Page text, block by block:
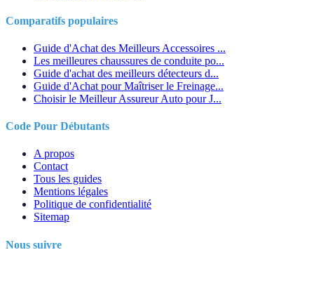
Comparatifs populaires
Guide d'Achat des Meilleurs Accessoires ...
Les meilleures chaussures de conduite po...
Guide d'achat des meilleurs détecteurs d...
Guide d'Achat pour Maîtriser le Freinage...
Choisir le Meilleur Assureur Auto pour J...
Code Pour Débutants
A propos
Contact
Tous les guides
Mentions légales
Politique de confidentialité
Sitemap
Nous suivre